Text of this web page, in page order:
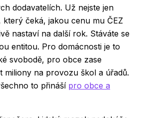
dodavatelích. Už nejste jen
který čeká, jakou cenu mu ČEZ
nastaví na další rok. Stáváte se
entitou. Pro domácnosti je to
svobodě, pro obce zase
miliony na provozu škol a úřadů.
to přináší pro obce a